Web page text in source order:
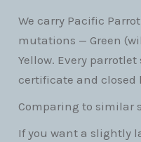
We carry Pacific
mutations — Green
Yellow. Every
certificate and closed
Comparing to similar
If you want a slightly